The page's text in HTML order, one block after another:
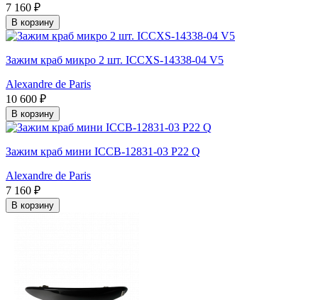
7 160 ₽
В корзину
Зажим краб микро 2 шт. ICCXS-14338-04 V5
Alexandre de Paris
10 600 ₽
В корзину
Зажим краб мини ICCB-12831-03 P22 Q
Alexandre de Paris
7 160 ₽
В корзину